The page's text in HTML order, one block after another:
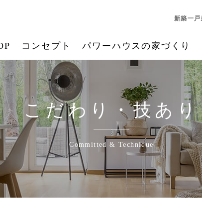
コンセプト パワーハウスの家づくり
新築一
こだわり・技あり
Committed & Technique